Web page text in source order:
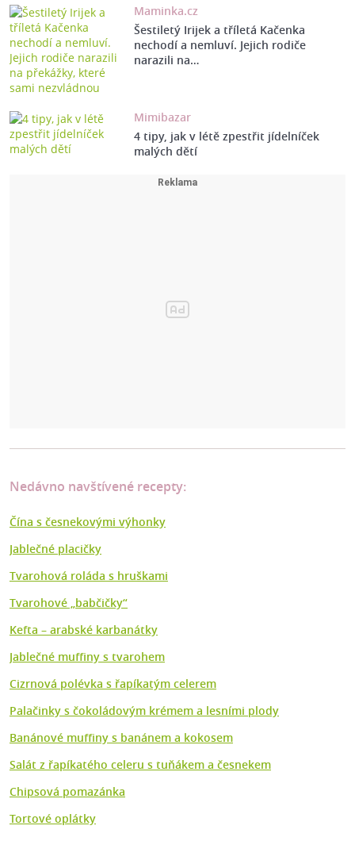
Maminka.cz
Šestiletý Irijek a tříletá Kačenka
nechodí a nemluví. Jejich rodiče
narazili na…
Mimibazar
4 tipy, jak v létě zpestřit jídelníček
malých dětí
Nedávno navštívené recepty:
Čína s česnekovými výhonky
Jablečné placičky
Tvarohová roláda s hruškami
Tvarohové „babčičky“
Kefta –⁠ arabské karbanátky
Jablečné muffiny s tvarohem
Cizrnová polévka s řapíkatým celerem
Palačinky s čokoládovým krémem a lesními plody
Banánové muffiny s banánem a kokosem
Salát z řapíkatého celeru s tuňákem a česnekem
Chipsová pomazánka
Tortové oplátky